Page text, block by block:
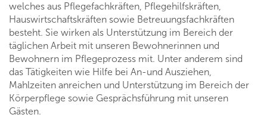
welches aus Pflegefachkräften, Pflegehilfskräften,
Hauswirtschaftskräften sowie Betreuungsfachkräften
besteht. Sie wirken als Unterstützung im Bereich der
täglichen Arbeit mit unseren Bewohnerinnen und
Bewohnern im Pflegeprozess mit. Unter anderem sind
das Tätigkeiten wie Hilfe bei An-und Ausziehen,
Mahlzeiten anreichen und Unterstützung im Bereich der
Körperpflege sowie Gesprächsführung mit unseren
Gästen.